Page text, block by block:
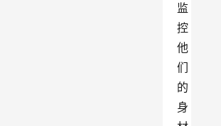
监
控
他
们
的
身